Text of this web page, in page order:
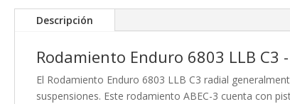
Descripción
Rodamiento Enduro 6803 LLB C3
El Rodamiento Enduro 6803 LLB C3 radial
suspensiones. Este rodamiento ABEC-3 cuenta con